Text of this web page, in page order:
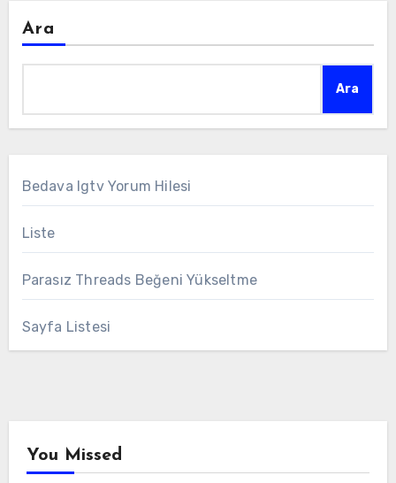
Ara
Ara
Bedava Igtv Yorum Hilesi
Liste
Parasız Threads Beğeni Yükseltme
Sayfa Listesi
You Missed